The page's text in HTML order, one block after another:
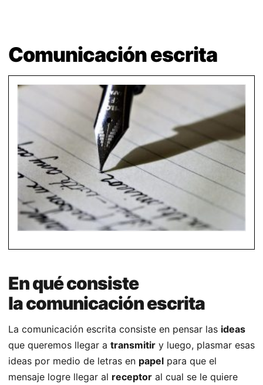
Comunicación escrita
En qué consiste
la comunicación escrita
La comunicación escrita consiste en pensar las ideas
que queremos llegar a transmitir y luego, plasmar esas
ideas por medio de letras en papel para que el
mensaje logre llegar al receptor al cual se le quiere